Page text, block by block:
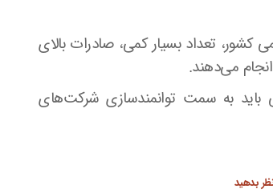
از میان ۱۰ هزار صادرکننده رسمی کشور، تعداد بسیار کمی، صادرات بالای
باید به سمت توانمندسازی شرکت‌های
بدهید